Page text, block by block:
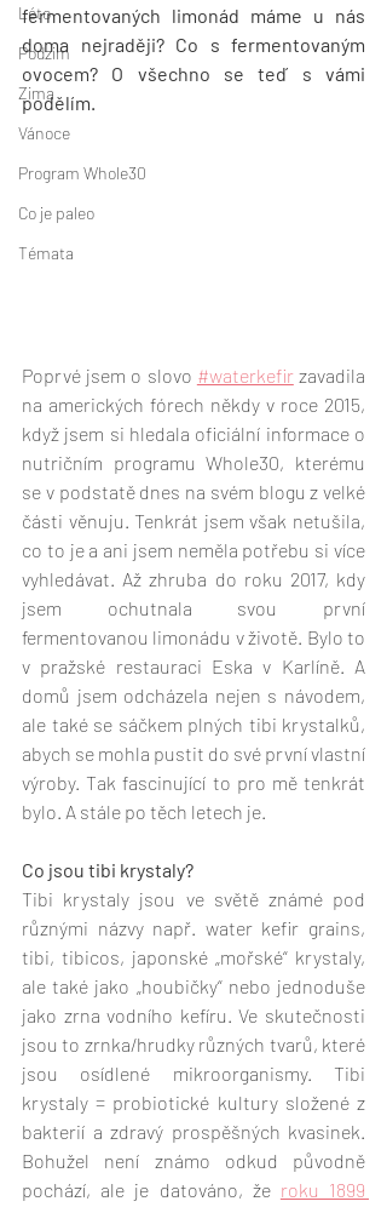
Léto
Podzim
Zima
Vánoce
Program Whole30
Co je paleo
Témata
fermentovaných limonád máme u nás
doma nejraději? Co s fermentovaným
ovocem? O všechno se teď s vámi
podělím.
Poprvé jsem o slovo #waterkefir zavadila
na amerických fórech někdy v roce 2015,
když jsem si hledala oficiální informace o
nutričním programu Whole30, kterému
se v podstatě dnes na svém blogu z velké
části věnuju. Tenkrát jsem však netušila,
co to je a ani jsem neměla potřebu si více
vyhledávat. Až zhruba do roku 2017, kdy
jsem ochutnala svou první
fermentovanou limonádu v životě. Bylo to
v pražské restauraci Eska v Karlíně. A
domů jsem odcházela nejen s návodem,
ale také se sáčkem plných tibi krystalků,
abych se mohla pustit do své první vlastní
výroby. Tak fascinující to pro mě tenkrát
bylo. A stále po těch letech je.
Co jsou tibi krystaly?
Tibi krystaly jsou ve světě známé pod
různými názvy např. water kefir grains,
tibi, tibicos, japonské „mořské“ krystaly,
ale také jako „houbičky“ nebo jednoduše
jako zrna vodního kefíru. Ve skutečnosti
jsou to zrnka/hrudky různých tvarů, které
jsou osídlené mikroorganismy. Tibi
krystaly = probiotické kultury složené z
bakterií a zdravý prospěšných kvasinek.
Bohužel není známo odkud původně
pochází, ale je datováno, že roku 1899